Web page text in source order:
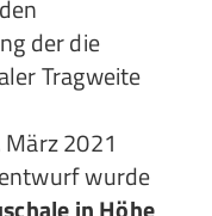
der die
Tragweite
2021
wurde